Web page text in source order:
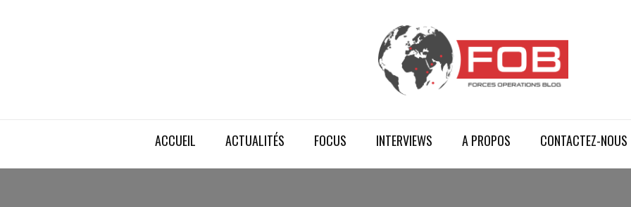
ACCUEIL ACTUALITÉS FOCUS INTERVIEWS A PROPOS CONTACTEZ-NOUS